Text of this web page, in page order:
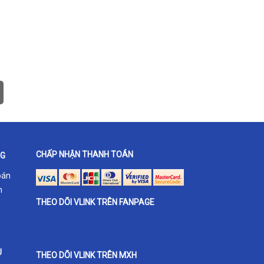
CHẤP NHẬN THANH TOÁN
THEO DÕI VLINK TRÊN FANPAGE
THEO DÕI VLINK TRÊN MXH